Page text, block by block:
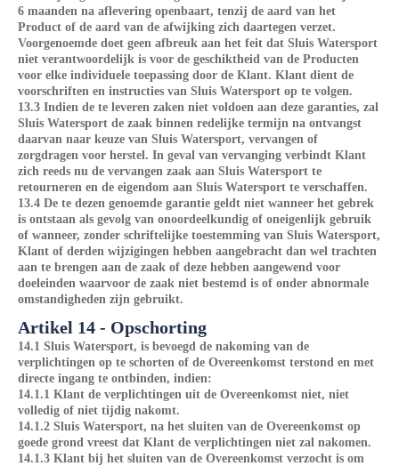
6 maanden na aflevering openbaart, tenzij de aard van het
Product of de aard van de afwijking zich daartegen verzet.
Voorgenoemde doet geen afbreuk aan het feit dat Sluis Watersport
niet verantwoordelijk is voor de geschiktheid van de Producten
voor elke individuele toepassing door de Klant. Klant dient de
voorschriften en instructies van Sluis Watersport op te volgen.
13.3 Indien de te leveren zaken niet voldoen aan deze garanties, zal
Sluis Watersport de zaak binnen redelijke termijn na ontvangst
daarvan naar keuze van Sluis Watersport, vervangen of
zorgdragen voor herstel. In geval van vervanging verbindt Klant
zich reeds nu de vervangen zaak aan Sluis Watersport te
retourneren en de eigendom aan Sluis Watersport te verschaffen.
13.4 De te dezen genoemde garantie geldt niet wanneer het gebrek
is ontstaan als gevolg van onoordeelkundig of oneigenlijk gebruik
of wanneer, zonder schriftelijke toestemming van Sluis Watersport,
Klant of derden wijzigingen hebben aangebracht dan wel trachten
aan te brengen aan de zaak of deze hebben aangewend voor
doeleinden waarvoor de zaak niet bestemd is of onder abnormale
omstandigheden zijn gebruikt.
Artikel 14 - Opschorting
14.1 Sluis Watersport, is bevoegd de nakoming van de
verplichtingen op te schorten of de Overeenkomst terstond en met
directe ingang te ontbinden, indien:
14.1.1 Klant de verplichtingen uit de Overeenkomst niet, niet
volledig of niet tijdig nakomt.
14.1.2 Sluis Watersport, na het sluiten van de Overeenkomst op
goede grond vreest dat Klant de verplichtingen niet zal nakomen.
14.1.3 Klant bij het sluiten van de Overeenkomst verzocht is om